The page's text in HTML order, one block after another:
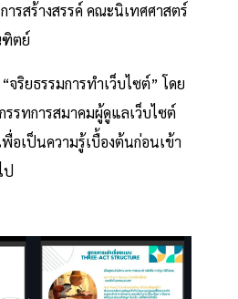
รสร้างสรรค์ คณะนิเทศศาสตร์
ตย์
ริยธรรมการทำเว็บไซต์” โดย
รทการสมาคมผู้ดูแลเว็บไซต์
อเป็นความรู้เบื้องต้นก่อนเข้า
ป